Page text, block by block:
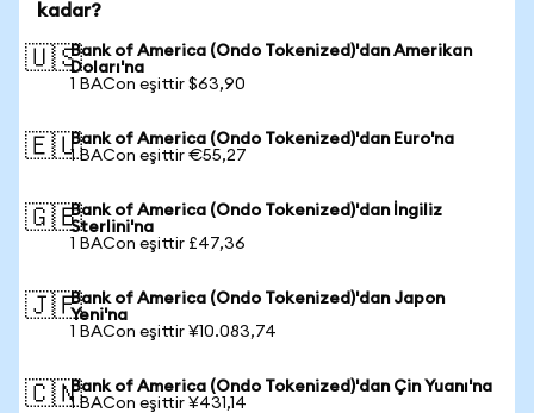
kadar?
🇺🇸Bank of America (Ondo Tokenized)'dan Amerikan
Doları'na
1 BACon eşittir $63,90
🇪🇺Bank of America (Ondo Tokenized)'dan Euro'na
1 BACon eşittir €55,27
🇬🇧Bank of America (Ondo Tokenized)'dan İngiliz
Sterlini'na
1 BACon eşittir £47,36
🇯🇵Bank of America (Ondo Tokenized)'dan Japon
Yeni'na
1 BACon eşittir ¥10.083,74
🇨🇳Bank of America (Ondo Tokenized)'dan Çin Yuanı'na
1 BACon eşittir ¥431,14